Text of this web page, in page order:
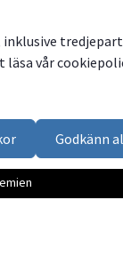
inklusive
vår
Godkänn